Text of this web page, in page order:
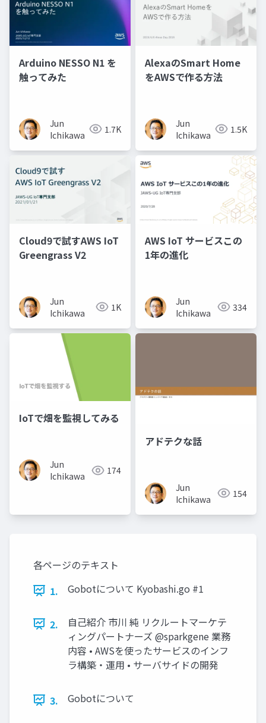
Arduino NESSO N1 を
触ってみた
Jun
Ichikawa
1.7K
AlexaのSmart Home
をAWSで作る方法
Jun
Ichikawa
1.5K
Cloud9で試すAWS IoT
Greengrass V2
Jun
Ichikawa
1K
AWS IoT サービスこの
1年の進化
Jun
Ichikawa
334
IoTで畑を監視してみる
Jun
Ichikawa
174
アドテクな話
Jun
Ichikawa
154
各ページのテキスト
1.
Gobotについて Kyobashi.go #1
2.
自己紹介 市川 純 リクルートマーケテ
ィングパートナーズ @sparkgene 業務
内容 • AWSを使ったサービスのインフ
ラ構築・運用 • サーバサイドの開発
3. Gobotについて